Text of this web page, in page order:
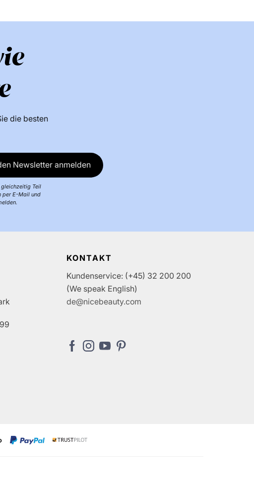
die besten
Newsletter anmelden
Teil
per E-Mail und
KONTAKT
Kundenservice: (+45) 32 200 200
(We speak English)
de@nicebeauty.com